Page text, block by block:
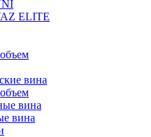
ELITE
вина
вина
вина